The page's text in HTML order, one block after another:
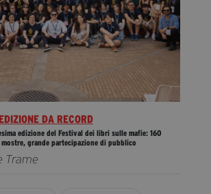
DA RECORD
edizione del Festival dei libri sulle mafie: 160
grande partecipazione di pubblico
Trame